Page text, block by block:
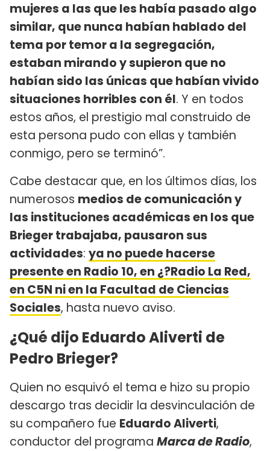
mujeres a las que les había pasado algo
similar, que nunca habían hablado del
tema por temor a la segregación,
estaban mirando y supieron que no
habían sido las únicas que habían vivido
situaciones horribles con él. Y en todos
estos años, el prestigio mal construido de
esta persona pudo con ellas y también
conmigo, pero se terminó”.
Cabe destacar que, en los últimos días, los
numerosos medios de comunicación y
las instituciones académicas en los que
Brieger trabajaba, pausaron sus
actividades: ya no puede hacerse
presente en Radio 10, en ¿?Radio La Red,
en C5N ni en la Facultad de Ciencias
Sociales, hasta nuevo aviso.
¿Qué dijo Eduardo Aliverti de
Pedro Brieger?
Quien no esquivó el tema e hizo su propio
descargo tras decidir la desvinculación de
su compañero fue Eduardo Aliverti,
conductor del programa Marca de Radio,